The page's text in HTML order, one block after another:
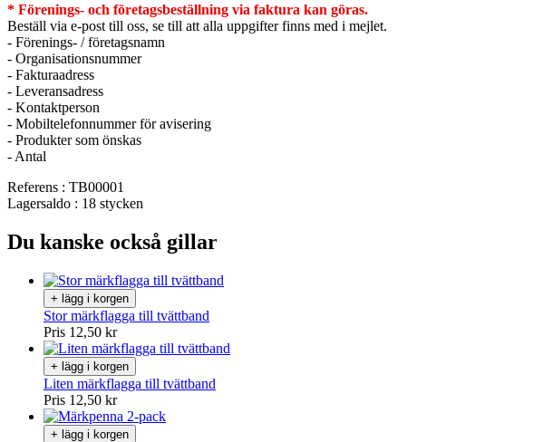
* Förenings- och företagsbeställning via faktura kan göras.
Beställ via e-post till oss, se till att alla uppgifter finns med i mejlet.
- Förenings- / företagsnamn
- Organisationsnummer
- Fakturaadress
- Leveransadress
- Kontaktperson
- Mobiltelefonnummer för avisering
- Produkter som önskas
- Antal
Referens : TB00001
Lagersaldo : 18 stycken
Du kanske också gillar
+ lägg i korgen
Stor märkflagga till tvättband
Pris 12,50 kr
+ lägg i korgen
Liten märkflagga till tvättband
Pris 12,50 kr
+ lägg i korgen